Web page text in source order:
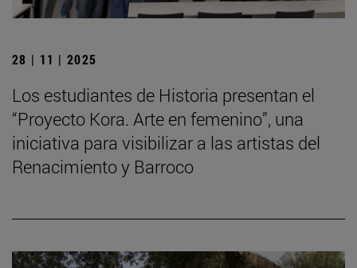
28 | 11 | 2025
Los estudiantes de Historia presentan el
“Proyecto Kora. Arte en femenino”, una
iniciativa para visibilizar a las artistas del
Renacimiento y Barroco